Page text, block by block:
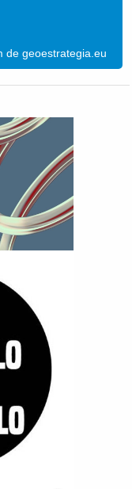
de geoestrategia.eu